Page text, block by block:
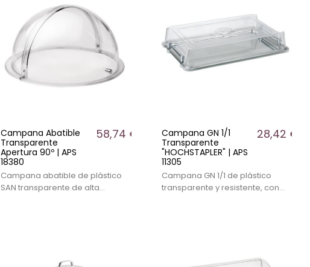
Campana Abatible
Transparente
Apertura 90º | APS
18380
58,74 €
Campana abatible de plástico
SAN transparente de alta
Campana GN 1/1
Transparente
"HOCHSTAPLER" | APS
11305
28,42 €
Campana GN 1/1 de plástico
transparente y resistente, con